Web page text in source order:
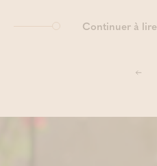
Continuer à lire